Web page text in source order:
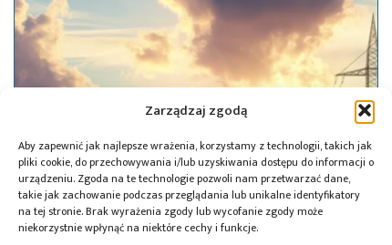
Zarządzaj zgodą
Aby zapewnić jak najlepsze wrażenia, korzystamy z technologii, takich jak
pliki cookie, do przechowywania i/lub uzyskiwania dostępu do informacji o
urządzeniu. Zgoda na te technologie pozwoli nam przetwarzać dane,
takie jak zachowanie podczas przeglądania lub unikalne identyfikatory
na tej stronie. Brak wyrażenia zgody lub wycofanie zgody może
niekorzystnie wpłynąć na niektóre cechy i funkcje.